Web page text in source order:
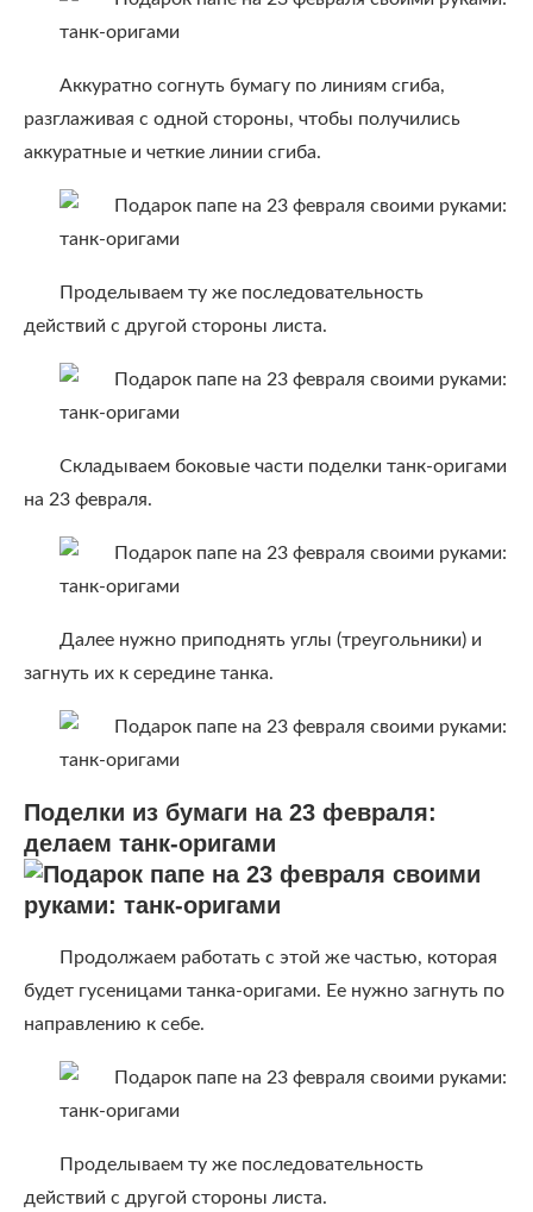
Аккуратно согнуть бумагу по линиям сгиба,
разглаживая с одной стороны, чтобы получились
аккуратные и четкие линии сгиба.
Проделываем ту же последовательность
действий с другой стороны листа.
Складываем боковые части поделки танк-оригами
на 23 февраля.
Далее нужно приподнять углы (треугольники) и
загнуть их к середине танка.
Поделки из бумаги на 23 февраля:
делаем танк-оригами
Продолжаем работать с этой же частью, которая
будет гусеницами танка-оригами. Ее нужно загнуть по
направлению к себе.
Проделываем ту же последовательность
действий с другой стороны листа.